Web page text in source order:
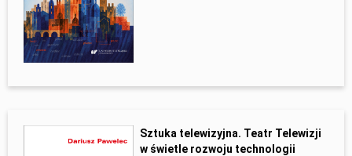
Sztuka telewizyjna. Teatr Telewizji
w świetle rozwoju technologii